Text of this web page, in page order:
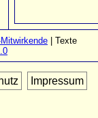
| Texte
Impressum